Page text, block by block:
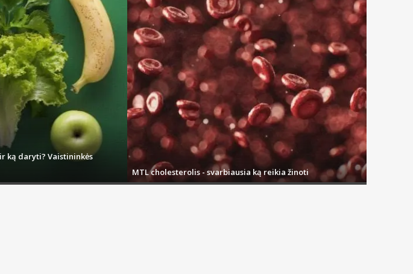
ką daryti? Vaistininkės
MTL cholesterolis - svarbiausia ką reikia žinoti